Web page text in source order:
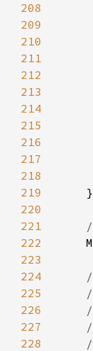
208
209
210
211
212
213
214
215
216
217
218
219
220
221
222
223
224
225
226
227
228